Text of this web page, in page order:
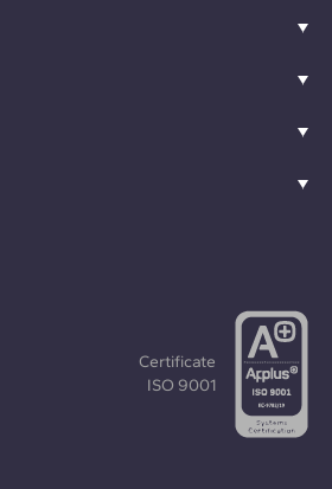
Certificate
ISO 9001